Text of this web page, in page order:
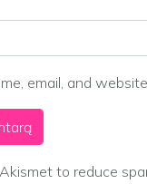
email, and
to reduce